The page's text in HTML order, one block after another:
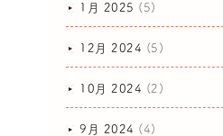
1月 2025 (5)
12月 2024 (5)
10月 2024 (2)
9月 2024 (4)